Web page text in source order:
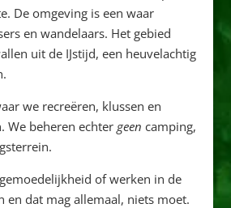
De omgeving is een waar
en wandelaars. Het gebied
uit de IJstijd, een heuvelachtig
we recreëren, klussen en
We beheren echter geen camping,
of werken in de
en dat mag allemaal, niets moet.